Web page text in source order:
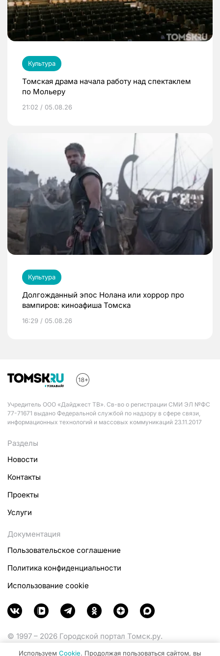
Культура
Томская драма начала работу над спектаклем
по Мольеру
21:02 / 05.08.26
Культура
Долгожданный эпос Нолана или хоррор про
вампиров: киноафиша Томска
16:29 / 05.08.26
Учредитель ООО «Дайджест ТВ». Св-во о регистрации СМИ ЭЛ №ФС
77-71671 выдано Федеральной службой по надзору в сфере связи,
информационных технологий и массовых коммуникаций 23.11.2017
Разделы
Новости
Контакты
Проекты
Услуги
Документация
Пользовательское соглашение
Политика конфиденциальности
Использование cookie
© 1997 – 2026 Городской портал Томск.ру.
Используем Cookie. Продолжая пользоваться сайтом, вы